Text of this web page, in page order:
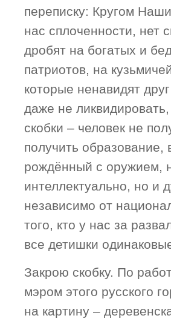
переписку: Кругом
нас сплоченности, нет
дробят на богатых и
патриотов, на
которые ненавидят
даже не
скобки – человек не
получить
рождённый с оружием,
интеллектуально, но и
независимо от
того, кто у нас за
все детишки
Закрою скобку. По
мэром этого русского
на картину –